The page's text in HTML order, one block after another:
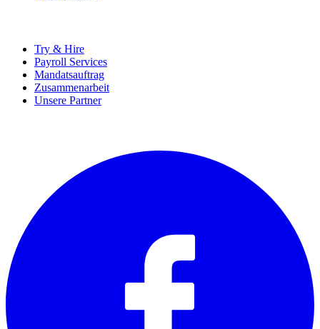
Try & Hire
Payroll Services
Mandatsauftrag
Zusammenarbeit
Unsere Partner